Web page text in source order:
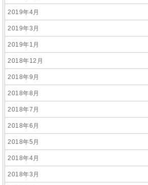
2019年4月
2019年3月
2019年1月
2018年12月
2018年9月
2018年8月
2018年7月
2018年6月
2018年5月
2018年4月
2018年3月